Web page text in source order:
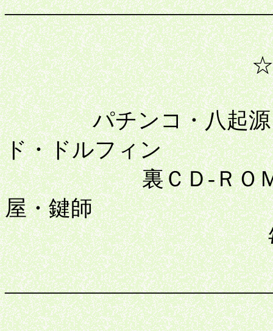
☆
パチンコ・八起源・
ド・ドルフィン
裏ＣＤ-ＲＯＭ・高
屋・鍵師
毎日新商品